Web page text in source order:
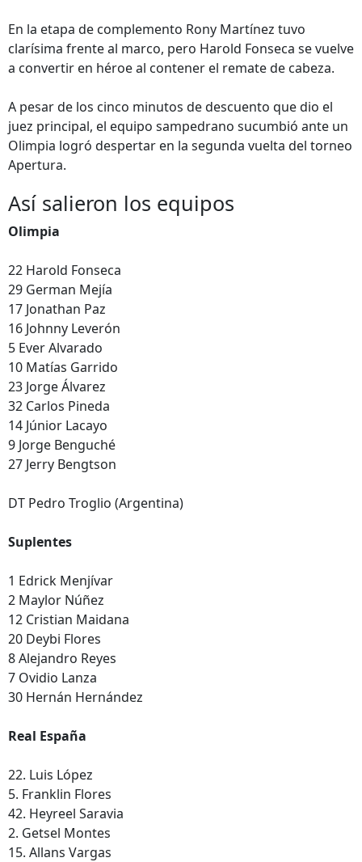
En la etapa de complemento Rony Martínez tuvo
clarísima frente al marco, pero Harold Fonseca se vuelve
a convertir en héroe al contener el remate de cabeza.
A pesar de los cinco minutos de descuento que dio el
juez principal, el equipo sampedrano sucumbió ante un
Olimpia logró despertar en la segunda vuelta del torneo
Apertura.
Así salieron los equipos
Olimpia
22 Harold Fonseca
29 German Mejía
17 Jonathan Paz
16 Johnny Leverón
5 Ever Alvarado
10 Matías Garrido
23 Jorge Álvarez
32 Carlos Pineda
14 Júnior Lacayo
9 Jorge Benguché
27 Jerry Bengtson
DT Pedro Troglio (Argentina)
Suplentes
1 Edrick Menjívar
2 Maylor Núñez
12 Cristian Maidana
20 Deybi Flores
8 Alejandro Reyes
7 Ovidio Lanza
30 Hernán Hernández
Real España
22. Luis López
5. Franklin Flores
42. Heyreel Saravia
2. Getsel Montes
15. Allans Vargas